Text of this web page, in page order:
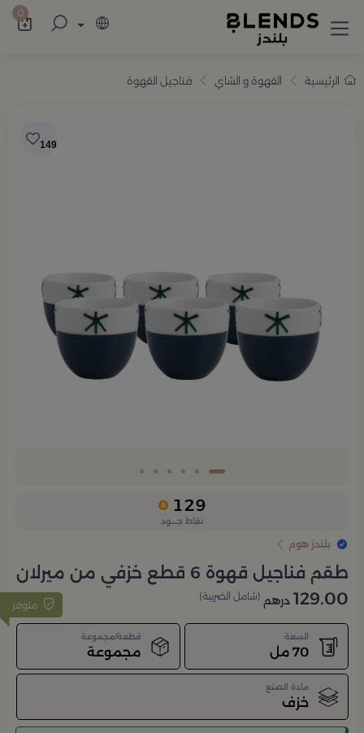
تسوّق من بلندز تشكيلة تضم ترامس القهوة 0
الرئيسية القهوة و الشاي فناجيل القهوة
149
129
نقاط جــــود
بلندز هوم
طقم فناجيل قهوة 6 قطع خزفي من ميرلان
متوفر 129.00 درهم (شامل الضريبة)
السعة
70 مل
قطعة/مجموعة
مجموعة
مادة الصنع
خزف